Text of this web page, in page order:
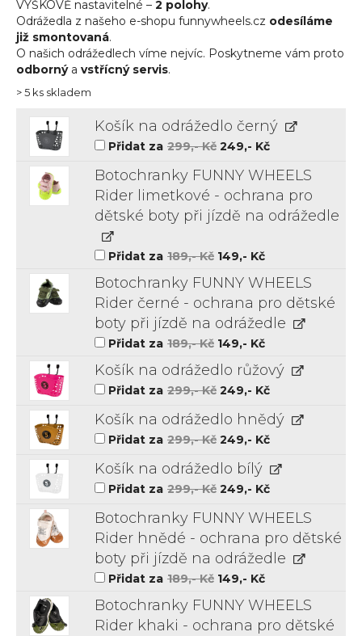
VÝŠKOVĚ nastavitelné – 2 polohy.
Odrážedla z našeho e-shopu funnywheels.cz odesíláme
již smontovaná.
O našich odrážedlech víme nejvíc. Poskytneme vám proto
odbornýa vstřícný servis.
> 5 ks skladem
Košík na odrážedlo černý
Přidat za 299,- Kč Původní
cena
299,-
249,- KčAktuální
cena
249,-
Botochranky FUNNY WHEELS
Rider limetkové - ochrana pro
dětské boty při jízdě na odrážedle
Přidat za 189,- Kč Původní
cena
byla:
189,-
Kč.
149,- KčAktuální
cena
je:
149,-
Kč.
Botochranky FUNNY WHEELS
Rider černé - ochrana pro dětské
boty při jízdě na odrážedle
Přidat za 189,- Kč Původní
cena
byla:
189,-
Kč.
149,- KčAktuální
cena
149,-
Kč.
Košík na odrážedlo růžový
Přidat za 299,- Kč Původní
cena
299,-
249,- KčAktuální
cena
249,-
Kč.
Košík na odrážedlo hnědý
Přidat za 299,- Kč Původní
cena
299,-
249,- KčAktuální
cena
249,-
Košík na odrážedlo bílý
Přidat za 299,- Kč Původní
cena
299,-
249,- KčAktuální
cena
249,-
Botochranky FUNNY WHEELS
Rider hnědé - ochrana pro dětské
boty při jízdě na odrážedle
Přidat za 189,- Kč Původní
cena
byla:
189,-
Kč.
149,- KčAktuální
cena
je:
149,-
Kč.
Botochranky FUNNY WHEELS
Rider khaki - ochrana pro dětské